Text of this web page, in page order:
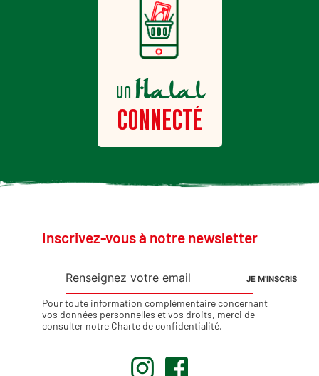
unHalal
CONNECTÉ
Inscrivez-vous à notre newsletter
Pour toute information complémentaire concernant
vos données personnelles et vos droits, merci de
consulter notre Charte de confidentialité.
. .